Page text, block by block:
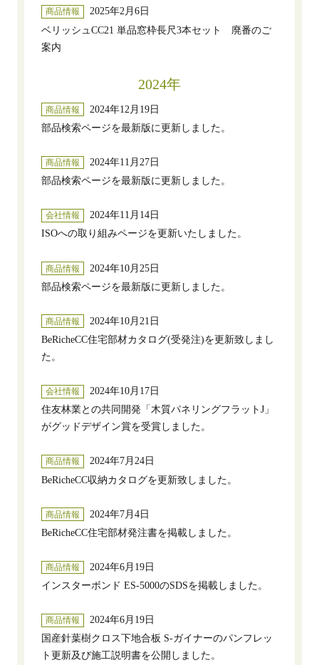
商品情報
2025年2月6日
ベリッシュCC21 単品窓枠長尺3本セット 廃番のご
案内
2024年
商品情報
2024年12月19日
部品検索ページを最新版に更新しました。
商品情報
2024年11月27日
部品検索ページを最新版に更新しました。
会社情報
2024年11月14日
ISOへの取り組みページを更新いたしました。
商品情報
2024年10月25日
部品検索ページを最新版に更新しました。
商品情報
2024年10月21日
BeRicheCC住宅部材カタログ(受発注)を更新致しまし
た。
会社情報
2024年10月17日
住友林業との共同開発「木質パネリングフラットJ」
がグッドデザイン賞を受賞しました。
商品情報
2024年7月24日
BeRicheCC収納カタログを更新致しました。
商品情報
2024年7月4日
BeRicheCC住宅部材発注書を掲載しました。
商品情報
2024年6月19日
インスターボンド ES-5000のSDSを掲載しました。
商品情報
2024年6月19日
国産針葉樹クロス下地合板 S-ガイナーのパンフレッ
ト更新及び施工説明書を公開しました。